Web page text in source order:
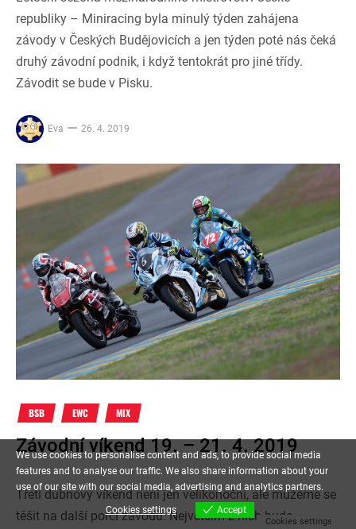
republiky – Miniracing byla minulý týden zahájena
závody v Českých Budějovicích a jen týden poté nás čeká
druhý závodní podnik, i když tentokrát pro jiné třídy.
Závodit se bude v Pisku.
Eva 26. 4. 2019
BSB EWC MIX
Závodní víkend 19. – 21. 4. 2019
Třetí dubnový víkend není jen velikonoční, ale můžeme se
těšit na další porci závodů. Největším z nich bude
We use cookies to personalise content and ads, to provide social media
features and to analyse our traffic. We also share information about your
use of our site with our social media, advertising and analytics partners.
Cookies settings Accept
Cookies settings